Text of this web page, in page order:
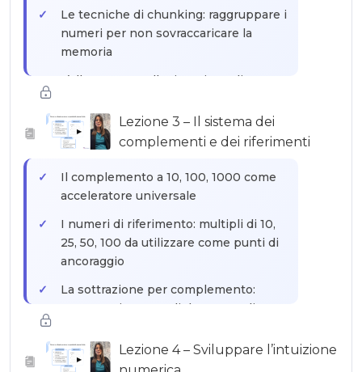
Le tecniche di chunking: raggruppare i
numeri per non sovraccaricare la
memoria
L’allenamento alla ritenzione di
lunghe
L’uso del palazzo mentale per
durante un calcolo
▶
Lezione 3 – Il sistema dei
complementi e dei riferimenti
Il complemento a 10, 100, 1000 come
acceleratore universale
I numeri di riferimento: multipli di 10,
25, 50, 100 da utilizzare come punti di
ancoraggio
La sottrazione per complemento:
1000-347 in meno di due secondi
100: 97×94 in tre secondi con il
▶
Lezione 4 – Sviluppare l’intuizione